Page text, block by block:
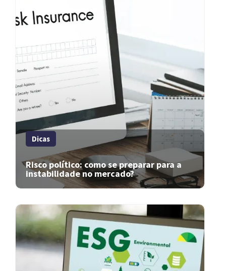
Dicas
Risco político: como se preparar para a
instabilidade no mercado?